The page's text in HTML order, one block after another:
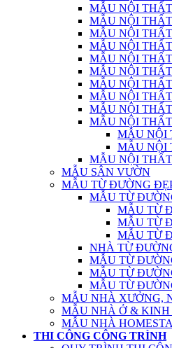
MẪU NỘI
MẪU NỘI
MẪU NỘI
MẪU NỘI
MẪU NỘI
MẪU NỘI
MẪU NỘI
MẪU NỘI
MẪU NỘI
MẪU NỘI
MẪU NỘI
MẪU NỘI
MẪU NỘI
MẪU SÂN VƯỜN
MẪU TỪ ĐƯỜNG
MẪU TỪ
MẪU TỪ
MẪU TỪ
MẪU TỪ
NHÀ TỪ
MẪU TỪ
MẪU TỪ
MẪU TỪ
MẪU NHÀ XƯỞNG,
MẪU NHÀ Ở & KINH
MẪU NHÀ
THI CÔNG CÔNG TRÌNH